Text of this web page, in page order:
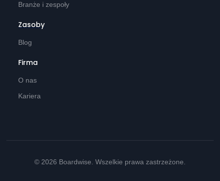
Branże i zespoły
Zasoby
Blog
Firma
O nas
Kariera
© 2026 Boardwise. Wszelkie prawa zastrzeżone.